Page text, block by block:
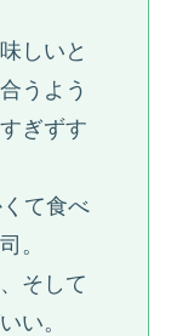
しいと
うよう
ぎずす
て食べ
。
そして
い。